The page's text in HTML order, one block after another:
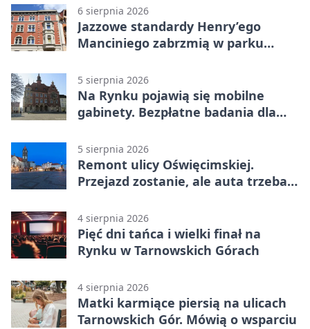
6 sierpnia 2026
Jazzowe standardy Henry’ego
Manciniego zabrzmią w parku
5 sierpnia 2026
Na Rynku pojawią się mobilne
gabinety. Bezpłatne badania dla
5 sierpnia 2026
Remont ulicy Oświęcimskiej.
Przejazd zostanie, ale auta trzeba
4 sierpnia 2026
Pięć dni tańca i wielki finał na
Rynku w Tarnowskich Górach
4 sierpnia 2026
Matki karmiące piersią na ulicach
Tarnowskich Gór. Mówią o wsparciu